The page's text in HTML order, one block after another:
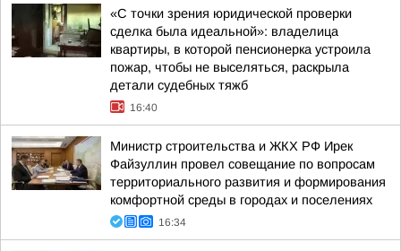
«С точки зрения юридической проверки
сделка была идеальной»: владелица
квартиры, в которой пенсионерка устроила
пожар, чтобы не выселяться, раскрыла
детали судебных тяжб
16:40
Министр строительства и ЖКХ РФ Ирек
Файзуллин провел совещание по вопросам
территориального развития и формирования
комфортной среды в городах и поселениях
16:34